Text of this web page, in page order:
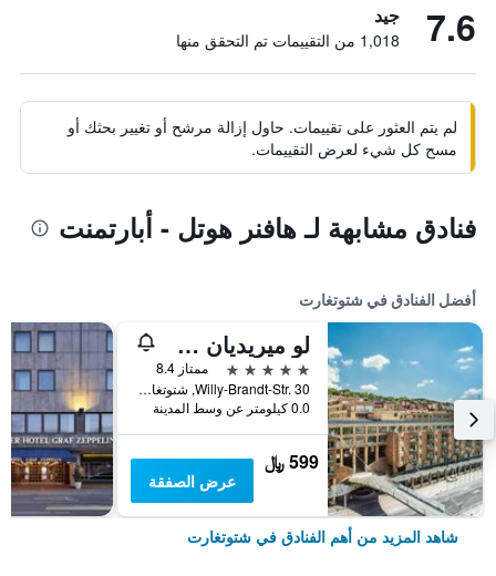
7.6 جيد
1,018 من التقييمات تم التحقق منها
لم يتم العثور على تقييمات. حاول إزالة مرشح أو تغيير بحثك أو
مسح كل شيء لعرض التقييمات.
فنادق مشابهة لـ هافنر هوتل - أبارتمنت
أفضل الفنادق في شتوتغارت
لو ميريديان شتوتغارت
5 نجوم
ممتاز 8.4
Willy-Brandt-Str. 30, شتوتغارت, بادن - فورتمبيرغ, ألمانيا
0.0 كيلومتر عن وسط المدينة
599 ﷼
عرض الصفقة
شاهد المزيد من أهم الفنادق في شتوتغارت